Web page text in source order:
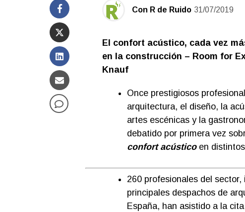
Con R de Ruido 31/07/2019
El confort acústico, cada vez
en la construcción – Room for
Knauf
Once prestigiosos
arquitectura, el diseño, la
artes escénicas y la
debatido por primera vez
confort acústico en
260 profesionales del sector,
principales despachos de
España, han asistido a la